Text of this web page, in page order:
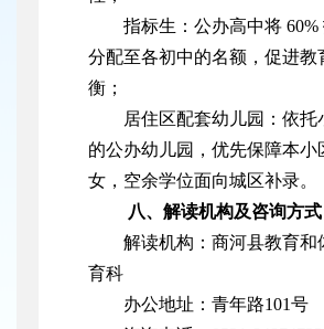
指标生：公办高中将 60%
分配至各初中的名额，促进教
衡；
居住区配套幼儿园：依托
的公办幼儿园，优先保障本小
女，空余学位面向城区补录。
八、解读机构及咨询方式
解读机构：商河县教育和
育科
办公地址：青年路101号